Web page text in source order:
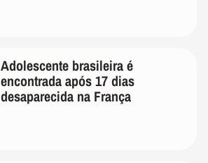
Adolescente brasileira é
encontrada após 17 dias
desaparecida na França